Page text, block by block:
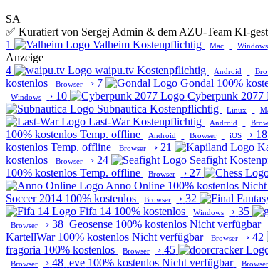
SA
✅ Kuratiert von Sergej Admin & dem AZU-Team KI-
1
Valheim Kostenpflichtig Mac Windows
Anzeige
4
waipu.tv Kostenpflichtig Android
kostenlos
Browser › 7 Gondal 100%
Windows
› 10 Cyberpunk 2077
Subnautica Kostenpflichtig Linux
Last-War Kostenpflichtig Android
100% kostenlos Temp. offline Android Browser iOS › 18
kostenlos Temp. offline Browser › 21
kostenlos
Browser › 24 Seafight
100% kostenlos Temp. offline Browser › 27
Anno Online 100% kostenlos Nicht
Soccer 2014 100% kostenlos Browser › 32
Fifa 14 100% kostenlos Windows › 35
Browser › 38 Geosense 100% kostenlosNicht verfügbar
KartellWar 100% kostenlos Nicht verfügbar Browser › 42
fragoria 100% kostenlos Browser › 45
Browser › 48 eve 100% kostenlosNicht verfügbar Browser